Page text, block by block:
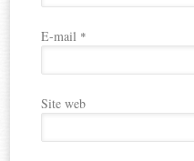
E-mail *
Site web